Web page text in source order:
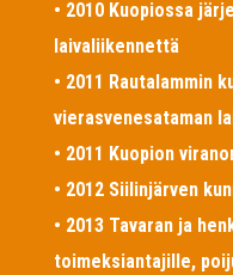
• 2010 Kuopiossa
laivaliikennettä
• 2011 Rautalammin
vierasvenesataman
• 2011 Kuopion
• 2012 Siilinjärven
• 2013 Tavaran ja
toimeksiantajille,